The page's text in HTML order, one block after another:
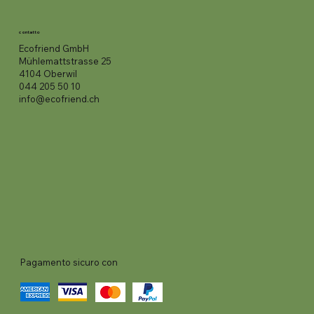
contatto
Ecofriend GmbH
Mühlemattstrasse 25
4104 Oberwil
044 205 50 10
info@ecofriend.ch
Pagamento sicuro con